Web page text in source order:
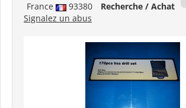
France 93380
Recherche / Achat
Signalez un abus